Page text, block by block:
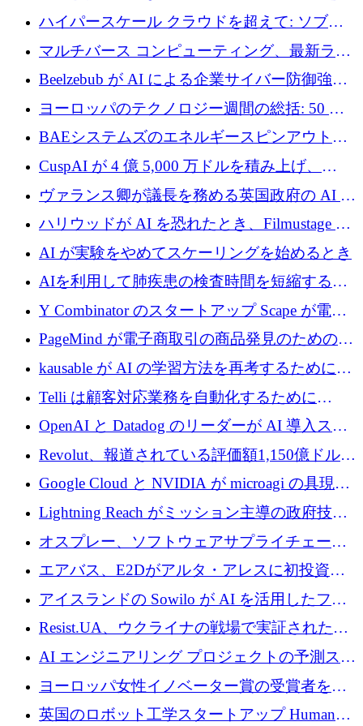
張するために 2,550 万ドルを調達
ハイパースケール クラウドを超えて: ソブリ
ン コンピューティングに対する DFINITY の
ビジョン
マルチバース コンピューティング、最新ラウ
ンドで最大 5 億 7,000 万ドルを目標
Beelzebub が AI による企業サイバー防御強化
のために 300 万ユーロを調達
ヨーロッパのテクノロジー週間の総括: 50 以
上の取引に 10 億ユーロ以上を投資
BAEシステムズのエネルギースピンアウト原
子力タービンが1500万ポンドの資金調達でス
テルスから浮上
CuspAI が 4 億 5,000 万ドルを積み上げ、
Resist.UA が 5,000 万ユーロの基金を立ち上
げ、DSIT が廃止される
ヴァランス卿が議長を務める英国政府の AI タ
スクフォースが発足
ハリウッドが AI を恐れたとき、Filmustage は
代わりにプリプロダクションに賭けました
AI が実験をやめてスケーリングを始めるとき
AIを利用して肺疾患の検査時間を短縮する英
国のヘルステック挑戦者が1900万ドルを獲得
Y Combinator のスタートアップ Scape が電子
メールを再考するために 320 万ドルを調達し
てステルスから浮上
PageMind が電子商取引の商品発見のための
AI を拡張するために 120 万ユーロを調達
kausable が AI の学習方法を再考するために
1,200 万ユーロを調達
Telli は顧客対応業務を自動化するために
1,500 万ドルのシードを確保
OpenAI と Datadog のリーダーが AI 導入スタ
ートアップ Arrakis を支援
Revolut、報道されている評価額1,150億ドルで
の新たな二次株式売却を確認
Google Cloud と NVIDIA が microagi の具現化
された AI の野望を推進
Lightning Reach がミッション主導の政府技術
グループとしてポートフォリオを拡大し ETG
に買収
オスプレー、ソフトウェアサプライチェーン
攻撃を阻止するために265万ドルを確保
エアバス、E2Dがアルタ・アレスに初投資、
欧州防衛技術ファンドに5億ユーロを拠出
アイスランドの Sowilo が AI を活用したファ
ッション製品インテリジェンス プラットフォ
ームを拡大するためにプレシードを調達
Resist.UA、ウクライナの戦場で実証された防
衛技術を拡大するために5,000万ユーロの欧州
基金を立ち上げる
AI エンジニアリング プロジェクトの予測スタ
ートアップ Cascade が a16z アクセラレータか
らの支援を獲得
ヨーロッパ女性イノベーター賞の受賞者を紹
介します
英国のロボット工学スタートアップ Humanoid